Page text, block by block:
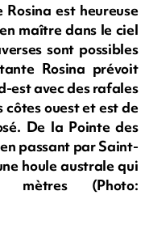
est heureuse
maître dans le ciel
sont possibles
Rosina prévoit
est avec des rafales
côtes ouest et est de
De la Pointe des
passant par Saint-
houle australe qui
(Photo: